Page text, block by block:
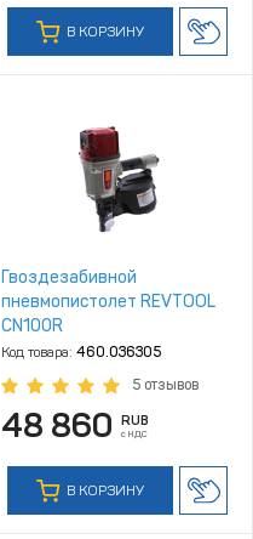
В КОРЗИНУ
Гвоздезабивной
пневмопистолет REVTOOL
CN100R
Код товара: 460.036305
5 отзывов
48 860 RUB
с НДС
В КОРЗИНУ